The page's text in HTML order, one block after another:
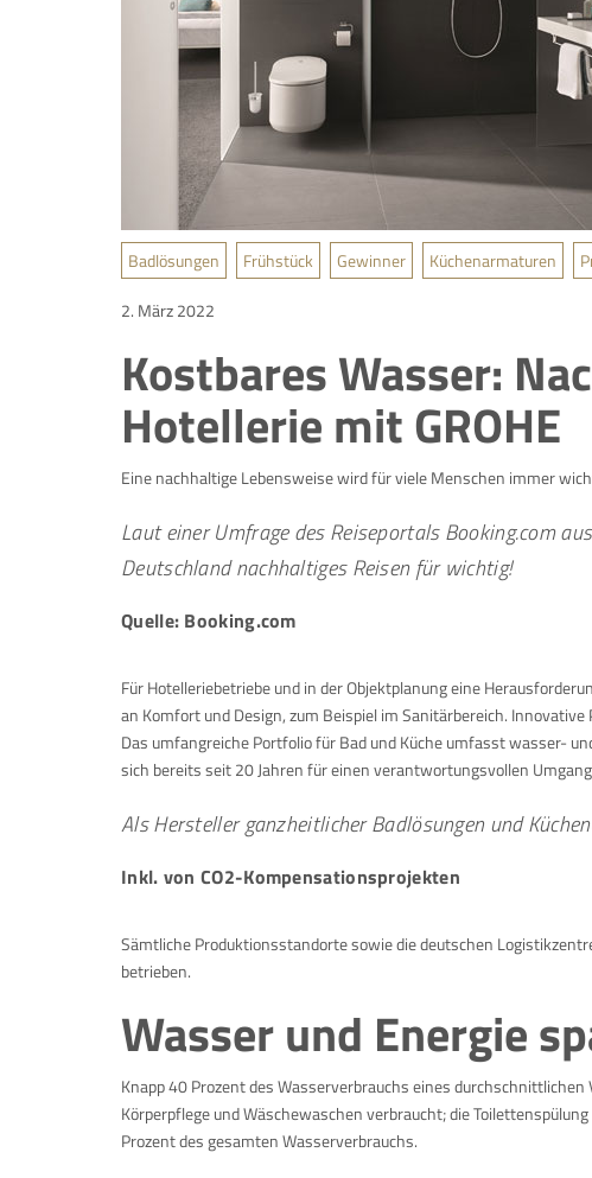
Badlösungen Frühstück Gewinner Küchenarmaturen
2. März 2022
Kostbares Wasser:
Hotellerie mit GROHE
Eine nachhaltige Lebensweise wird für viele Menschen immer
Laut einer Umfrage des Reiseportals Booking.com
Deutschland nachhaltiges Reisen für wichtig!
Quelle: Booking.com
Für Hotelleriebetriebe und in der Objektplanung eine
an Komfort und Design, zum Beispiel im Sanitärbereich.
Das umfangreiche Portfolio für Bad und Küche umfasst wasser-
sich bereits seit 20 Jahren für einen verantwortungsvollen
Als Hersteller ganzheitlicher Badlösungen und
Inkl. von CO2-Kompensationsprojekten
Sämtliche Produktionsstandorte sowie die deutschen
betrieben.
Wasser und Energie
Knapp 40 Prozent des Wasserverbrauchs eines
Körperpflege und Wäschewaschen verbraucht; die
Prozent des gesamten Wasserverbrauchs.